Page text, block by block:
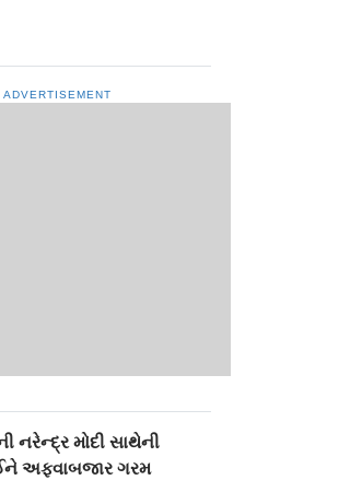
ADVERTISEMENT
નરેન્દ્ર મોદી સાથેની
અફવાબજાર ગરમ